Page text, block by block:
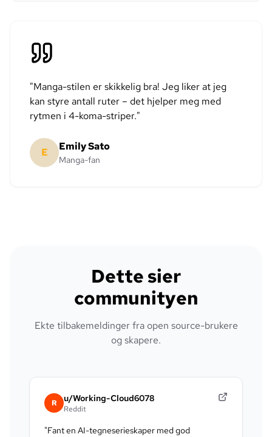
"Manga-stilen er skikkelig bra! Jeg liker at jeg
kan styre antall ruter – det hjelper meg med
rytmen i 4-koma-striper."
E Emily Sato
Manga-fan
Dette sier
communityen
Ekte tilbakemeldinger fra open source-brukere
og skapere.
R u/Working-Cloud6078
Reddit
"Fant en AI-tegneserieskaper med god